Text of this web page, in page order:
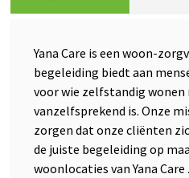
Yana Care is een woon-
begeleiding biedt aan
voor wie zelfstandig wonen
vanzelfsprekend is. Onze
zorgen dat onze cliënten
de juiste begeleiding op
woonlocaties van Yana